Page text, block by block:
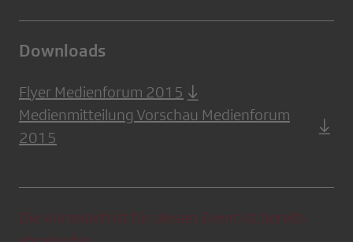
Downloads
Flyer Medienforum 2015
Medienmitteilung Vorschau Medienforum
2015
Die Anmeldefrist für diesen Event ist bereits